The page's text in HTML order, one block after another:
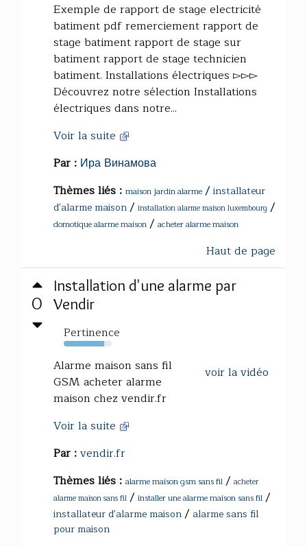
Exemple de rapport de stage electricité
batiment pdf remerciement rapport de
stage batiment rapport de stage sur
batiment rapport de stage technicien
batiment. Installations électriques ▻▻▻
Découvrez notre sélection Installations
électriques dans notre...
Voir la suite
Par : Ира Винамова
Thèmes liés : maison jardin alarme / installateur
d'alarme maison/ installation alarme maison luxembourg /
domotique alarme maison / acheter alarme maison
Haut de page
0
Installation d'une alarme par
Vendir
Pertinence
84%
voir la vidéo
Alarme maison sans fil
GSM acheter alarme
maison chez vendir.fr
Voir la suite
Par :vendir.fr
Thèmes liés : alarme maison gsm sans fil / acheter
alarme maison sans fil / installer une alarme maison sans fil /
installateur d'alarme maison/ alarme sans fil
pour maison